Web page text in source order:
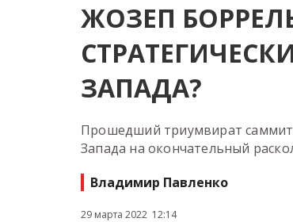
ЖОЗЕП
ЗАПАДА?
Прошедший триумвират
Запада на окончательный
Владимир Павленко
29 марта 2022 12:14